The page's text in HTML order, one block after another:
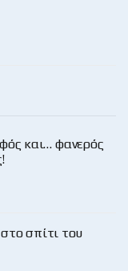
και… φανερός
σπίτι του